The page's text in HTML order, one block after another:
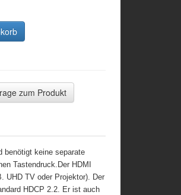
zum Produkt
benötigt keine separate
Tastendruck.Der HDMI
UHD TV oder Projektor). Der
HDCP 2.2. Er ist auch